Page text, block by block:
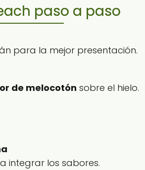
paso a paso
para la mejor presentación.
de melocotón sobre el hielo.
integrar los sabores.